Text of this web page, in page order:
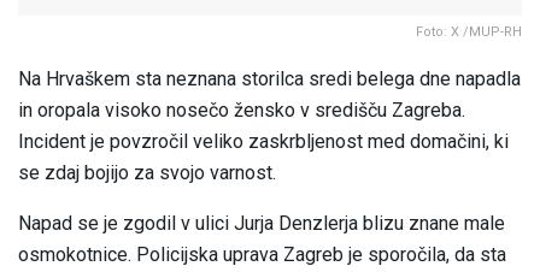
Foto: X /MUP-RH
Na Hrvaškem sta neznana storilca sredi belega dne napadla
in oropala visoko nosečo žensko v središču Zagreba.
Incident je povzročil veliko zaskrbljenost med domačini, ki
se zdaj bojijo za svojo varnost.
Napad se je zgodil v ulici Jurja Denzlerja blizu znane male
osmokotnice. Policijska uprava Zagreb je sporočila, da sta